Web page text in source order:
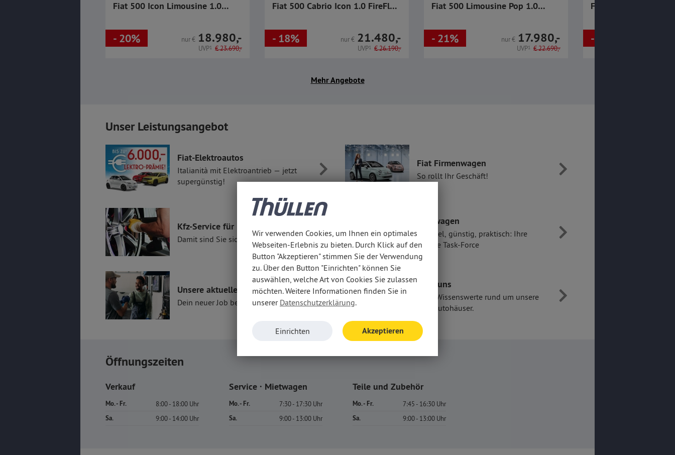
Fiat 500 Icon Limousine 1.0
- 20% nur€ 18.980,-
UVP1 €23.690,-
Fiat 500 Cabrio Icon 1.0 FireFly
- 18% nur€ 21.480,-
UVP1 €26.190,-
Fiat 500 Limousine Pop 1.0
- 21% nur€ 17.980,-
UVP1 €22.690,-
Fiat 500 Torino 1.0
- 9%
Mehr Angebote
Unser Leistungsangebot
Fiat-Elektroautos
Italianità mit Elektroantrieb — jetzt
supergünstig!
Fiat Firmenwagen
So rollt Ihr Geschäft!
Kfz-Service für Ihren Fiat
Damit sind Sie sicher unterwegs.
Mietwagen
Flexibel, günstig, praktisch: Ihre
mobile Task-Force
Unsere aktuellen Jobangebote
Dein neuer Job bei uns!
Über uns
Alles Wissenswerte rund um unsere
acht Autohäuser.
Öffnungszeiten
Verkauf
Mo. - Fr. 8:00 - 18:00 Uhr
Sa. 9:00 - 14:00 Uhr
Service · Mietwagen
Mo. - Fr. 7:30 - 17:30 Uhr
Sa. 9:00 - 13:00 Uhr
Teile und Zubehör
Mo. - Fr. 7:45 - 16:30 Uhr
Sa. 9:00 - 13:00 Uhr
Wir verwenden Cookies, um Ihnen ein optimales
Webseiten-Erlebnis zu bieten. Durch Klick auf den
Button "Akzeptieren" stimmen Sie der Verwendung
zu. Über den Button "Einrichten" können Sie
auswählen, welche Art von Cookies Sie zulassen
möchten. Weitere Informationen finden Sie in
unserer Datenschutzerklärung.
Einrichten Akzeptieren